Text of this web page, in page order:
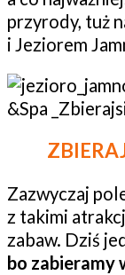
przyrody, tuż
i Jeziorem
Zazwyczaj
z takimi
zabaw. Dziś
bo zabieramy